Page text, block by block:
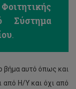
Σύστημα
.
βήμα αυτό όπως και
από Η/Υ και όχι από